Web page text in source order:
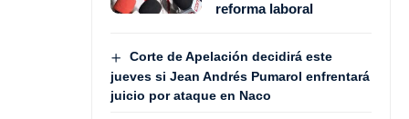
reforma laboral
Corte de Apelación decidirá este
jueves si Jean Andrés Pumarol enfrentará
juicio por ataque en Naco